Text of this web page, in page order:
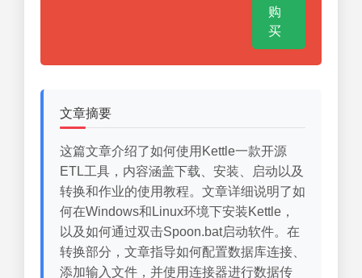
购
买
文章摘要
这篇文章介绍了如何使用Kettle一款开源
ETL工具，内容涵盖下载、安装、启动以及
转换和作业的使用教程。文章详细说明了如
何在Windows和Linux环境下安装Kettle，
以及如何通过双击Spoon.bat启动软件。在
转换部分，文章指导如何配置数据库连接、
添加输入文件，并使用连接器进行数据传